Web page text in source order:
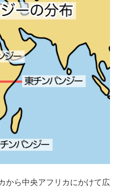
から中央アフリカにかけて広